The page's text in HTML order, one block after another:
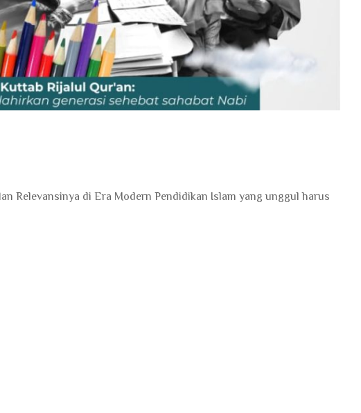
Relevansinya di Era Modern ​Pendidikan Islam yang unggul harus